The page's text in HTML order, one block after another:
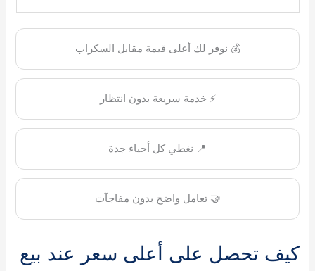
💰 نوفر لك أعلى قيمة مقابل السكراب
⚡ خدمة سريعة بدون انتظار
📍 نغطي كل أحياء جدة
🤝 تعامل واضح بدون مفاجآت
كيف تحصل على أعلى سعر عند بيع